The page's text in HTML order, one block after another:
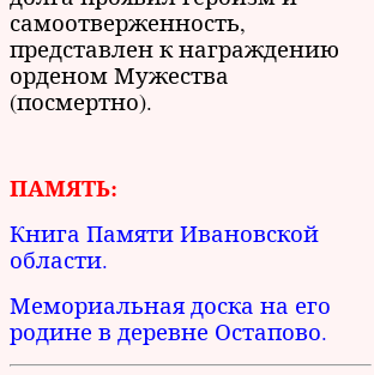
самоотверженность,
представлен к награждению
орденом Мужества
(посмертно).
ПАМЯТЬ:
Книга Памяти Ивановской
области.
Мемориальная доска на его
родине в деревне Остапово.